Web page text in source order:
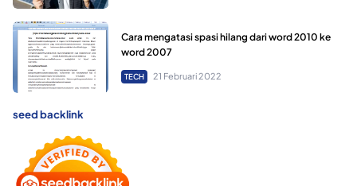
Cara mengatasi spasi hilang dari word 2010 ke
word 2007
TECH 21 Februari 2022
seed backlink